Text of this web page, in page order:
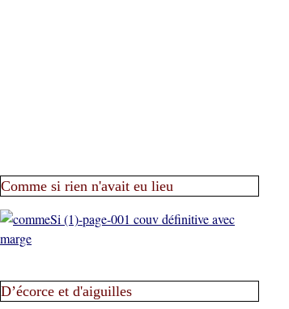
Comme si rien n'avait eu lieu
D’écorce et d'aiguilles